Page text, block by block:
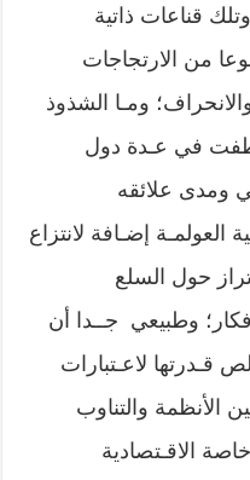
قناعات ذاتية
من الارتجاجات
ومـا الشذوذ
طفت في عـدة دول
ومدى علائقه
العولمـة إضـافة لانتزاع
حول السلع
وطبيعي جــدا أن
قـدرتها لاعـتبارات
الأنظمة والتناوب
الاقـتصادية